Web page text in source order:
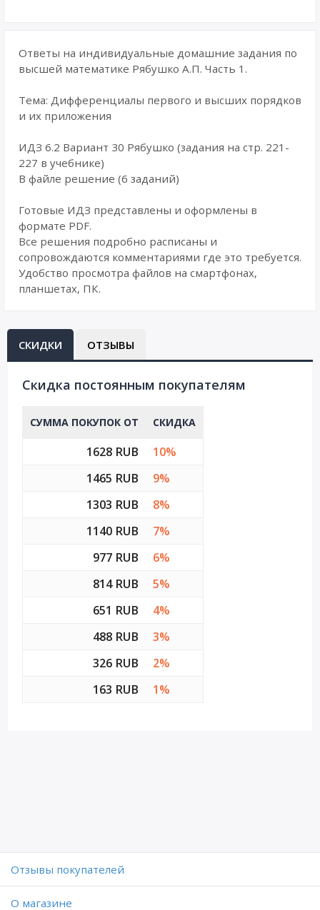
Ответы на индивидуальные домашние задания по
высшей математике Рябушко А.П. Часть 1.
Тема: Дифференциалы первого и высших порядков
и их приложения
ИДЗ 6.2 Вариант 30 Рябушко (задания на стр. 221-
227 в учебнике)
В файле решение (6 заданий)
Готовые ИДЗ представлены и оформлены в
формате PDF.
Все решения подробно расписаны и
сопровождаются комментариями где это требуется.
Удобство просмотра файлов на смартфонах,
планшетах, ПК.
СКИДКИ ОТЗЫВЫ
Cкидка постоянным покупателям
СУММА ПОКУПОК ОТ СКИДКА
1628 RUB
10%
1465 RUB
9%
1303 RUB
8%
1140 RUB
7%
977 RUB
6%
814 RUB
5%
651 RUB
4%
488 RUB
3%
326 RUB
2%
163 RUB
1%
Отзывы покупателей
O магазине